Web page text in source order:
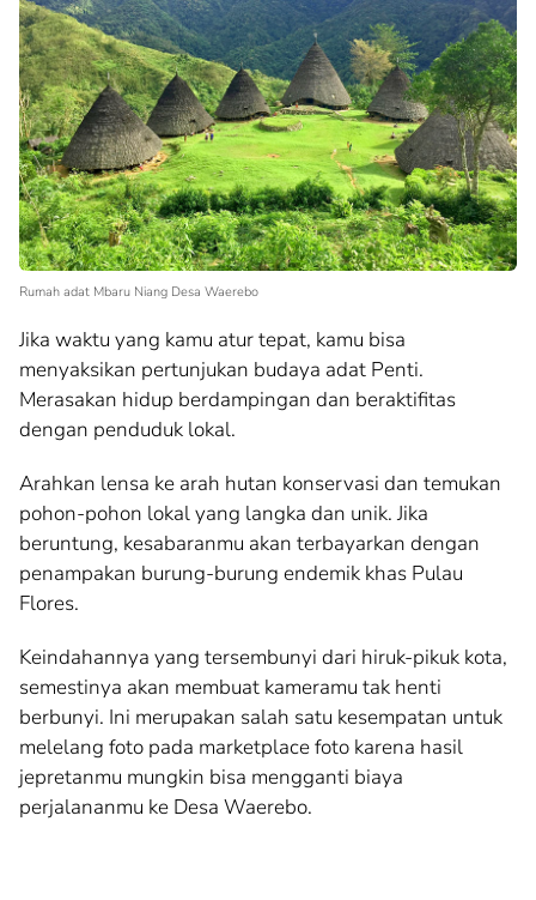
Rumah adat Mbaru Niang Desa Waerebo
Jika waktu yang kamu atur tepat, kamu bisa
menyaksikan pertunjukan budaya adat Penti.
Merasakan hidup berdampingan dan beraktifitas
dengan penduduk lokal.
Arahkan lensa ke arah hutan konservasi dan temukan
pohon-pohon lokal yang langka dan unik. Jika
beruntung, kesabaranmu akan terbayarkan dengan
penampakan burung-burung endemik khas Pulau
Flores.
Keindahannya yang tersembunyi dari hiruk-pikuk kota,
semestinya akan membuat kameramu tak henti
berbunyi. Ini merupakan salah satu kesempatan untuk
melelang foto pada marketplace foto karena hasil
jepretanmu mungkin bisa mengganti biaya
perjalananmu ke Desa Waerebo.